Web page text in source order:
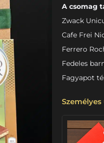
A csomag
Zwack
Cafe Frei
Ferrero
Fedeles
Fagyapot